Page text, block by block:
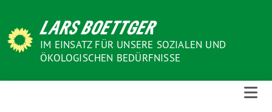
Inhalt
LARS BOETTGER
IM EINSATZ FÜR UNSERE SOZIALEN UND
ÖKOLOGISCHEN BEDÜRFNISSE